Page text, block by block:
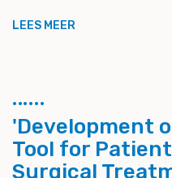
LEES MEER
'Development
Tool for
Surgical